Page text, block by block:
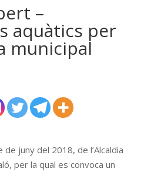
–
aquàtics per
municipal
de juny del 2018, de l’Alcaldia
per la qual es convoca un